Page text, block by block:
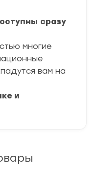
сразу
многие
вам на
и